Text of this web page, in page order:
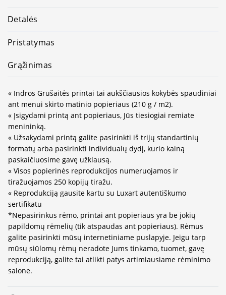
Detalės
Pristatymas
Grąžinimas
« Indros Grušaitės printai tai aukščiausios kokybės spaudiniai
ant menui skirto matinio popieriaus (210 g / m2).
« Įsigydami printą ant popieriaus, Jūs tiesiogiai remiate
menininką.
« Užsakydami printą galite pasirinkti iš trijų standartinių
formatų arba pasirinkti individualų dydį, kurio kainą
paskaičiuosime gavę užklausą.
« Visos popierinės reprodukcijos numeruojamos ir
tiražuojamos 250 kopijų tiražu.
« Reprodukciją gausite kartu su Luxart autentiškumo
sertifikatu
*Nepasirinkus rėmo, printai ant popieriaus yra be jokių
papildomų rėmelių (tik atspaudas ant popieriaus). Rėmus
galite pasirinkti mūsų internetiniame puslapyje. Jeigu tarp
mūsų siūlomų rėmų neradote Jums tinkamo, tuomet, gavę
reprodukciją, galite tai atlikti patys artimiausiame rėminimo
salone.